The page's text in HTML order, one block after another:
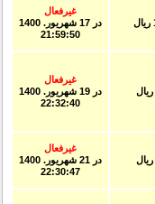
غیرفعال
در
17 شهريور. 1400
21:59:50
غیرفعال
در
19 شهريور. 1400
22:32:40
غیرفعال
در
21 شهريور. 1400
22:30:47